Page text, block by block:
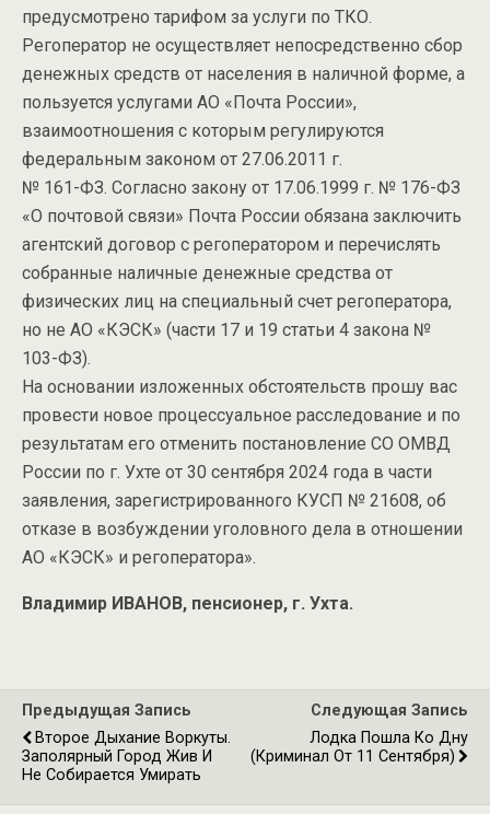
предусмотрено тарифом за услуги по ТКО.
Регоператор не осуществляет непосредственно сбор
денежных средств от населения в наличной форме, а
пользуется услугами АО «Почта России»,
взаимоотношения с которым регулируются
федеральным законом от 27.06.2011 г.
№ 161-ФЗ. Согласно закону от 17.06.1999 г. № 176-ФЗ
«О почтовой связи» Почта России обязана заключить
агентский договор с регоператором и перечислять
собранные наличные денежные средства от
физических лиц на специальный счет регоператора,
но не АО «КЭСК» (части 17 и 19 статьи 4 закона №
103-ФЗ).
На основании изложенных обстоятельств прошу вас
провести новое процессуальное расследование и по
результатам его отменить постановление СО ОМВД
России по г. Ухте от 30 сентября 2024 года в части
заявления, зарегистрированного КУСП № 21608, об
отказе в возбуждении уголовного дела в отношении
АО «КЭСК» и регоператора».
Владимир ИВАНОВ, пенсионер, г. Ухта.
Предыдущая Запись
Второе Дыхание Воркуты.
Заполярный Город Жив И
Не Собирается Умирать
Следующая Запись
Лодка Пошла Ко Дну
(Криминал От 11 Сентября)